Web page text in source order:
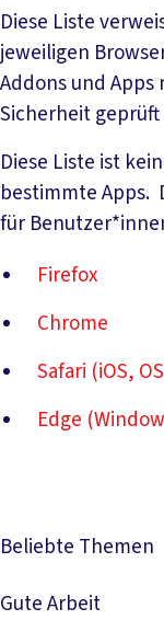
Diese Liste
jeweiligen
Addons und
Sicherheit
Diese Liste ist
bestimmte Apps.
für
Firefox
Chrome
Safari (iOS,
Edge
Beliebte Themen
Gute Arbeit